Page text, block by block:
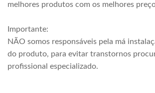
melhores produtos com os melhores
Importante:
NÃO somos responsáveis pela má
do produto, para evitar transtornos
profissional especializado.